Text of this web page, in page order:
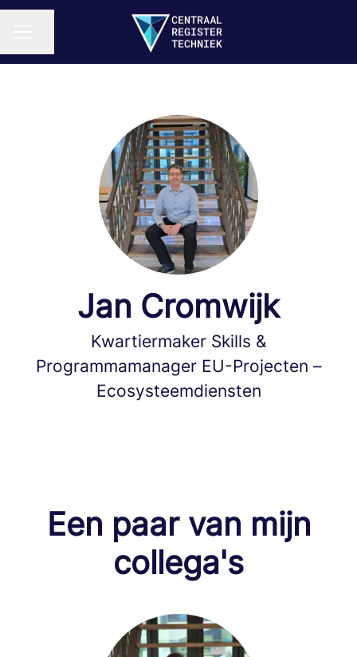
Jan Cromwijk
Kwartiermaker Skills &
Programmamanager EU-Projecten –
Ecosysteemdiensten
Een paar van mijn
collega's